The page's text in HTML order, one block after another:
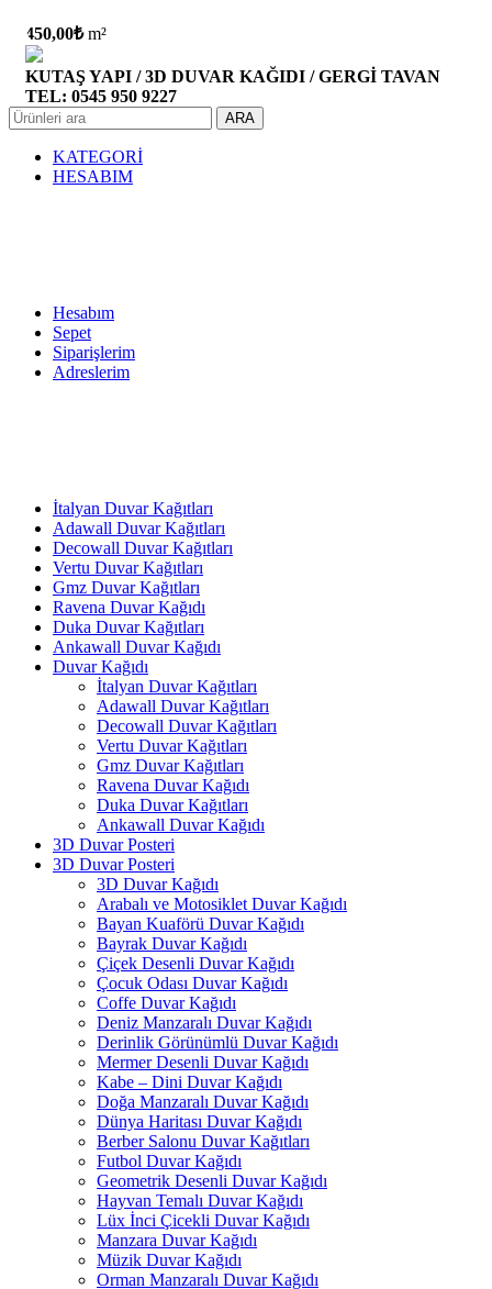
450,00₺m²
KUTAŞ YAPI / 3D DUVAR KAĞIDI / GERGİ TAVAN
TEL: 0545 950 9227
ARA
KATEGORİ
HESABIM
Hesabım
Sepet
Siparişlerim
Adreslerim
İtalyan Duvar Kağıtları
Adawall Duvar Kağıtları
Decowall Duvar Kağıtları
Vertu Duvar Kağıtları
Gmz Duvar Kağıtları
Ravena Duvar Kağıdı
Duka Duvar Kağıtları
Ankawall Duvar Kağıdı
Duvar Kağıdı
İtalyan Duvar Kağıtları
Adawall Duvar Kağıtları
Decowall Duvar Kağıtları
Vertu Duvar Kağıtları
Gmz Duvar Kağıtları
Ravena Duvar Kağıdı
Duka Duvar Kağıtları
Ankawall Duvar Kağıdı
3D Duvar Posteri
3D Duvar Posteri
3D Duvar Kağıdı
Arabalı ve Motosiklet Duvar Kağıdı
Bayan Kuaförü Duvar Kağıdı
Bayrak Duvar Kağıdı
Çiçek Desenli Duvar Kağıdı
Çocuk Odası Duvar Kağıdı
Coffe Duvar Kağıdı
Deniz Manzaralı Duvar Kağıdı
Derinlik Görünümlü Duvar Kağıdı
Mermer Desenli Duvar Kağıdı
Kabe – Dini Duvar Kağıdı
Doğa Manzaralı Duvar Kağıdı
Dünya Haritası Duvar Kağıdı
Berber Salonu Duvar Kağıtları
Futbol Duvar Kağıdı
Geometrik Desenli Duvar Kağıdı
Hayvan Temalı Duvar Kağıdı
Lüx İnci Çicekli Duvar Kağıdı
Manzara Duvar Kağıdı
Müzik Duvar Kağıdı
Orman Manzaralı Duvar Kağıdı